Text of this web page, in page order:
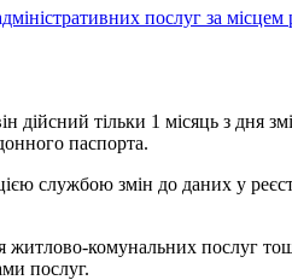
послуг за місцем
дійсний тільки 1 місяць з дня
паспорта.
службою змін до даних у
житлово-комунальних послуг
послуг.